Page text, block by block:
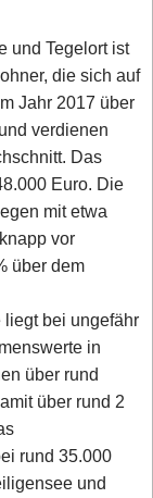
und Tegelort ist
die sich auf
Jahr 2017 über
verdienen
Das
Euro. Die
mit etwa
vor
über dem
bei ungefähr
in
über rund
über rund 2
rund 35.000
und